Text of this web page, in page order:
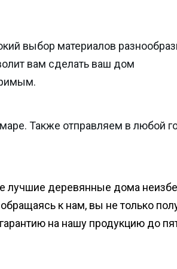
выбор материалов
вам сделать ваш дом
Также отправляем в любой
лучшие деревянные дома
к нам, вы не только
на нашу продукцию до